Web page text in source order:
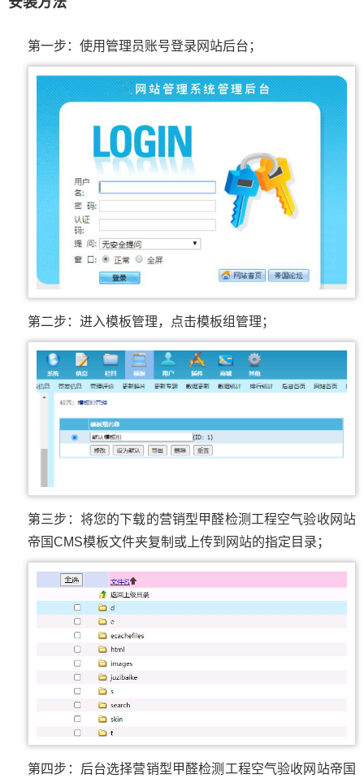
第一步：使用管理员账号登录网站后台；
第二步：进入模板管理，点击模板组管理；
第三步：将您的下载的营销型甲醛检测工程空气验收网站
帝国CMS模板文件夹复制或上传到网站的指定目录；
第四步：后台选择营销型甲醛检测工程空气验收网站帝国